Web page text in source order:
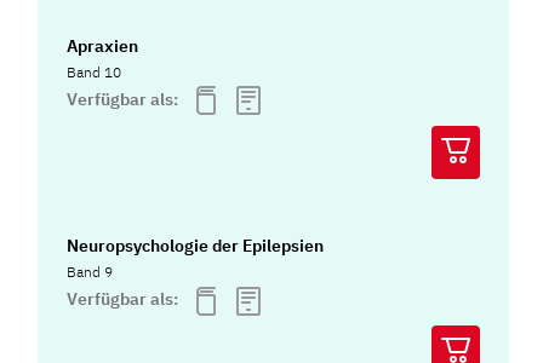
Apraxien
Band 10
Verfügbar als:
Neuropsychologie der Epilepsien
Band 9
Verfügbar als: